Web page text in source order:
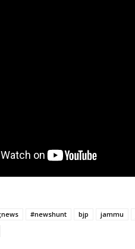
#newshunt bjp jammu